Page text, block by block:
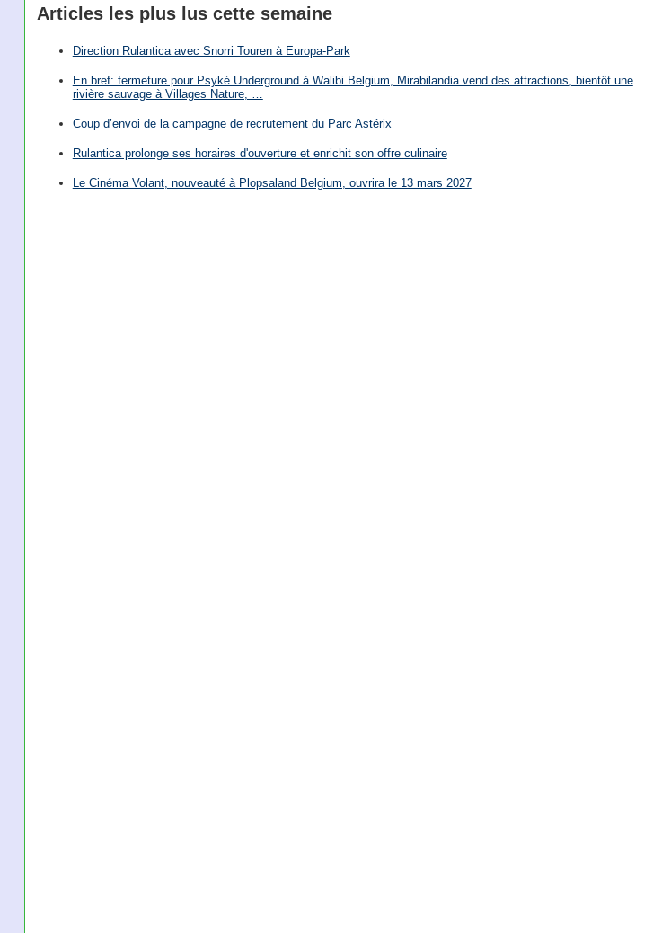
Articles les plus lus cette semaine
Direction Rulantica avec Snorri Touren à Europa-Park
En bref: fermeture pour Psyké Underground à Walibi Belgium, Mirabilandia vend des attractions, bientôt une
rivière sauvage à Villages Nature, …
Coup d’envoi de la campagne de recrutement du Parc Astérix
Rulantica prolonge ses horaires d'ouverture et enrichit son offre culinaire
Le Cinéma Volant, nouveauté à Plopsaland Belgium, ouvrira le 13 mars 2027